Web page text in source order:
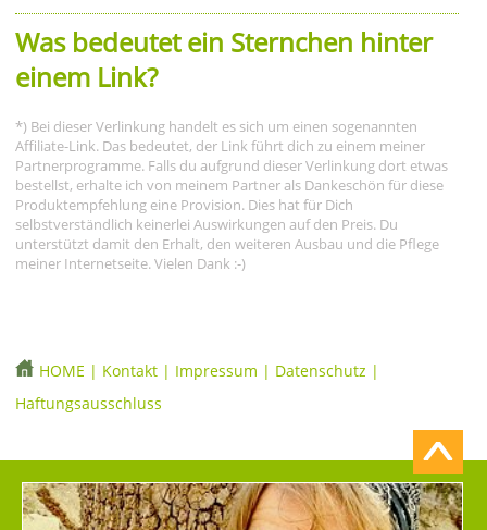
Was bedeutet ein Sternchen hinter
einem Link?
*) Bei dieser Verlinkung handelt es sich um einen sogenannten
Affiliate-Link. Das bedeutet, der Link führt dich zu einem meiner
Partnerprogramme. Falls du aufgrund dieser Verlinkung dort etwas
bestellst, erhalte ich von meinem Partner als Dankeschön für diese
Produktempfehlung eine Provision. Dies hat für Dich
selbstverständlich keinerlei Auswirkungen auf den Preis. Du
unterstützt damit den Erhalt, den weiteren Ausbau und die Pflege
meiner Internetseite. Vielen Dank :-)
HOME | Kontakt | Impressum | Datenschutz |
Haftungsausschluss